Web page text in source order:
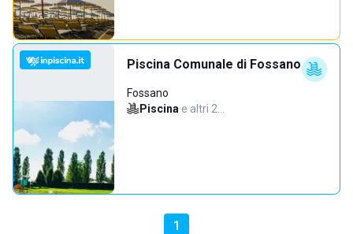
Piscina Comunale di Fossano
Fossano
Piscina·e altri 2…
1